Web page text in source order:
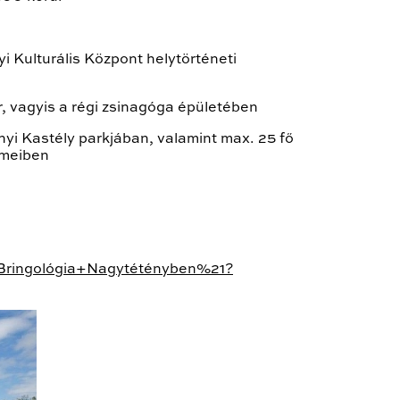
Kulturális Központ helytörténeti
vagyis a régi zsinagóga épületében
Kastély parkjában, valamint max. 25 fő